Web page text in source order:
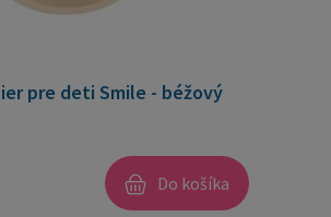
pre deti Smile - béžový
Do košíka